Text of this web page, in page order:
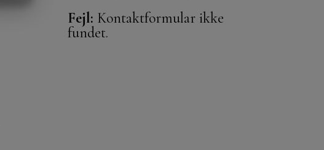
Fejl: Kontaktformular ikke
fundet.